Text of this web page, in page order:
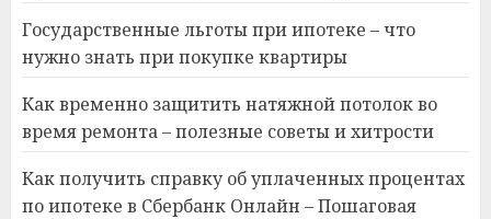
Государственные льготы при ипотеке – что
нужно знать при покупке квартиры
Как временно защитить натяжной потолок во
время ремонта – полезные советы и хитрости
Как получить справку об уплаченных процентах
по ипотеке в Сбербанк Онлайн – Пошаговая